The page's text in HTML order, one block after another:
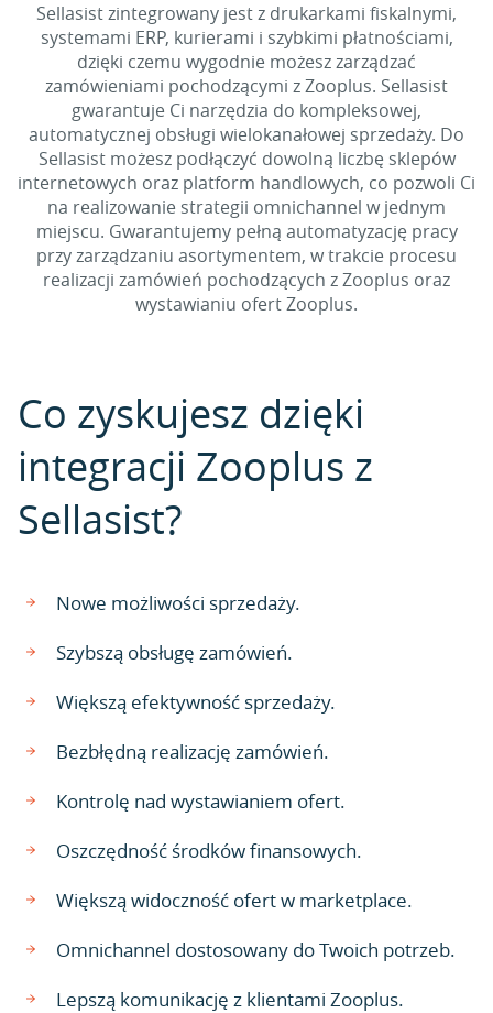
Sellasist zintegrowany jest z drukarkami fiskalnymi,
systemami ERP, kurierami i szybkimi płatnościami,
dzięki czemu wygodnie możesz zarządzać
zamówieniami pochodzącymi z Zooplus. Sellasist
gwarantuje Ci narzędzia do kompleksowej,
automatycznej obsługi wielokanałowej sprzedaży. Do
Sellasist możesz podłączyć dowolną liczbę sklepów
internetowych oraz platform handlowych, co pozwoli Ci
na realizowanie strategii omnichannel w jednym
miejscu. Gwarantujemy pełną automatyzację pracy
przy zarządzaniu asortymentem, w trakcie procesu
realizacji zamówień pochodzących z Zooplus oraz
wystawianiu ofert Zooplus.
Co zyskujesz dzięki
integracji Zooplus z
Sellasist?
Nowe możliwości sprzedaży.
Szybszą obsługę zamówień.
Większą efektywność sprzedaży.
Bezbłędną realizację zamówień.
Kontrolę nad wystawianiem ofert.
Oszczędność środków finansowych.
Większą widoczność ofert w marketplace.
Omnichannel dostosowany do Twoich potrzeb.
Lepszą komunikację z klientami Zooplus.